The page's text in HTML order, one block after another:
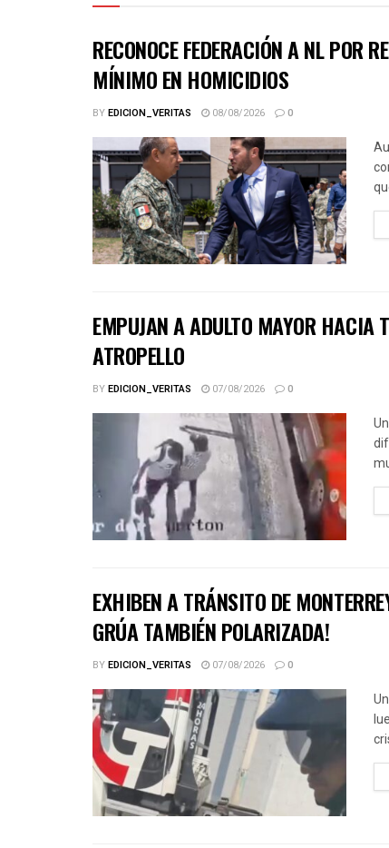
RECONOCE FEDERACIÓN A NL POR
MÍNIMO EN HOMICIDIOS
BYEDICION_VERITAS 08/08/2026 0
EMPUJAN A ADULTO MAYOR HACIA
ATROPELLO
BYEDICION_VERITAS 07/08/2026 0
EXHIBEN A TRÁNSITO DE
GRÚA TAMBIÉN POLARIZADA!
BYEDICION_VERITAS 07/08/2026 0